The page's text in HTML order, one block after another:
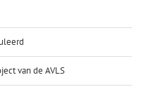
van de AVLS